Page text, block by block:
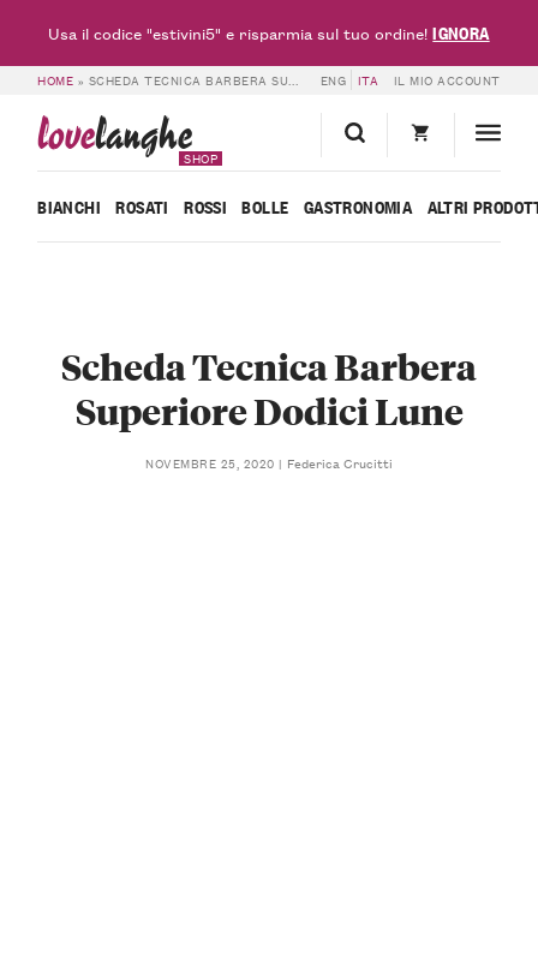
HOME » SCHEDA TECNICA BARBERA SUPERIORE DODICI LUNE ENG ITA IL MIO ACCOUNT
lovelanghe
SHOP
BIANCHI ROSATI ROSSI BOLLE GASTRONOMIA ALTRI
Scheda Tecnica Barbera
Superiore Dodici Lune
NOVEMBRE 25, 2020 Federica Crucitti
Usa il codice "estivini5" e risparmia sul tuo ordine!IGNORA